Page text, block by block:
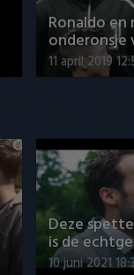
Ronaldo
onderonsje
11 april 2019
Deze
is de
10 juni 2021